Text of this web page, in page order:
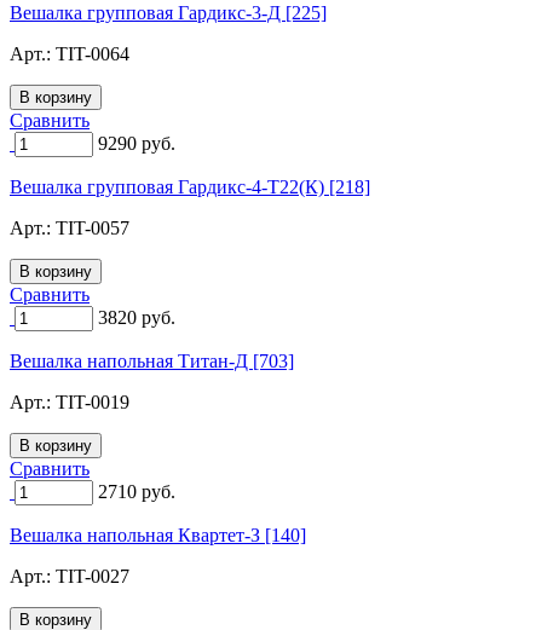
Вешалка групповая Гардикс-3-Д [225]
Арт.: TIT-0064
Сравнить
9290 руб.
Вешалка групповая Гардикс-4-Т22(К) [218]
Арт.: TIT-0057
Сравнить
3820 руб.
Вешалка напольная Титан-Д [703]
Арт.: TIT-0019
Сравнить
2710 руб.
Вешалка напольная Квартет-З [140]
Арт.: TIT-0027